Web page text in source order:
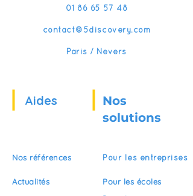
01 86 65 57 48
contact@5discovery.com
Paris / Nevers
Aides
Nos
solutions
Nos références
Actualités
Pour les entreprises
Pour les écoles